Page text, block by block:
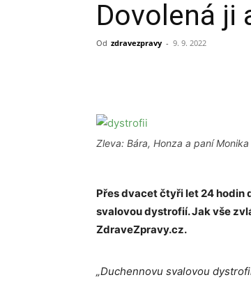
Dovolená ji
Od zdravezpravy - 9. 9. 2022
Zleva: Bára, Honza a paní
Přes dvacet čtyři let 24 hodin
svalovou dystrofií. Jak vše
ZdraveZpravy.cz.
„Duchennovu svalovou